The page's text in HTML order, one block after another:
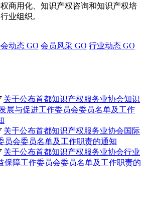
商用化、知识产权咨询和知识产权培
业组织。
动态 GO 会员风采 GO 行业动态 GO
关于公布首都知识产权服务业协会知识
展与促进工作委员会委员名单及工作
关于公布首都知识产权服务业协会国际
员会委员名单及工作职责的通知
关于公布首都知识产权服务业协会行业
保障工作委员会委员名单及工作职责的